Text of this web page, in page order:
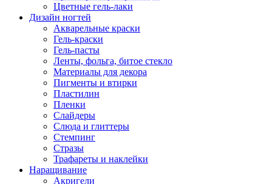
Цветные гель-лаки
Дизайн ногтей
Акварельные краски
Гель-краски
Гель-пасты
Ленты, фольга, битое стекло
Материалы для декора
Пигменты и втирки
Пластилин
Пленки
Слайдеры
Слюда и глиттеры
Стемпинг
Стразы
Трафареты и наклейки
Наращивание
Акригели